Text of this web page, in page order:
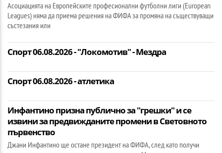
Асоциацията на Европейските професионални футболни лиги (European
Leagues) няма да приема решения на ФИФА за промяна на съществуващи
състезания или
Спорт 06.08.2026 - "Локомотив" - Мездра
Спорт 06.08.2026 - атлетика
Инфантино призна публично за "грешки" и се
извини за предвижданите промени в Световното
първенство
Джани Инфантино ще остане президент на ФИФА, след като получи